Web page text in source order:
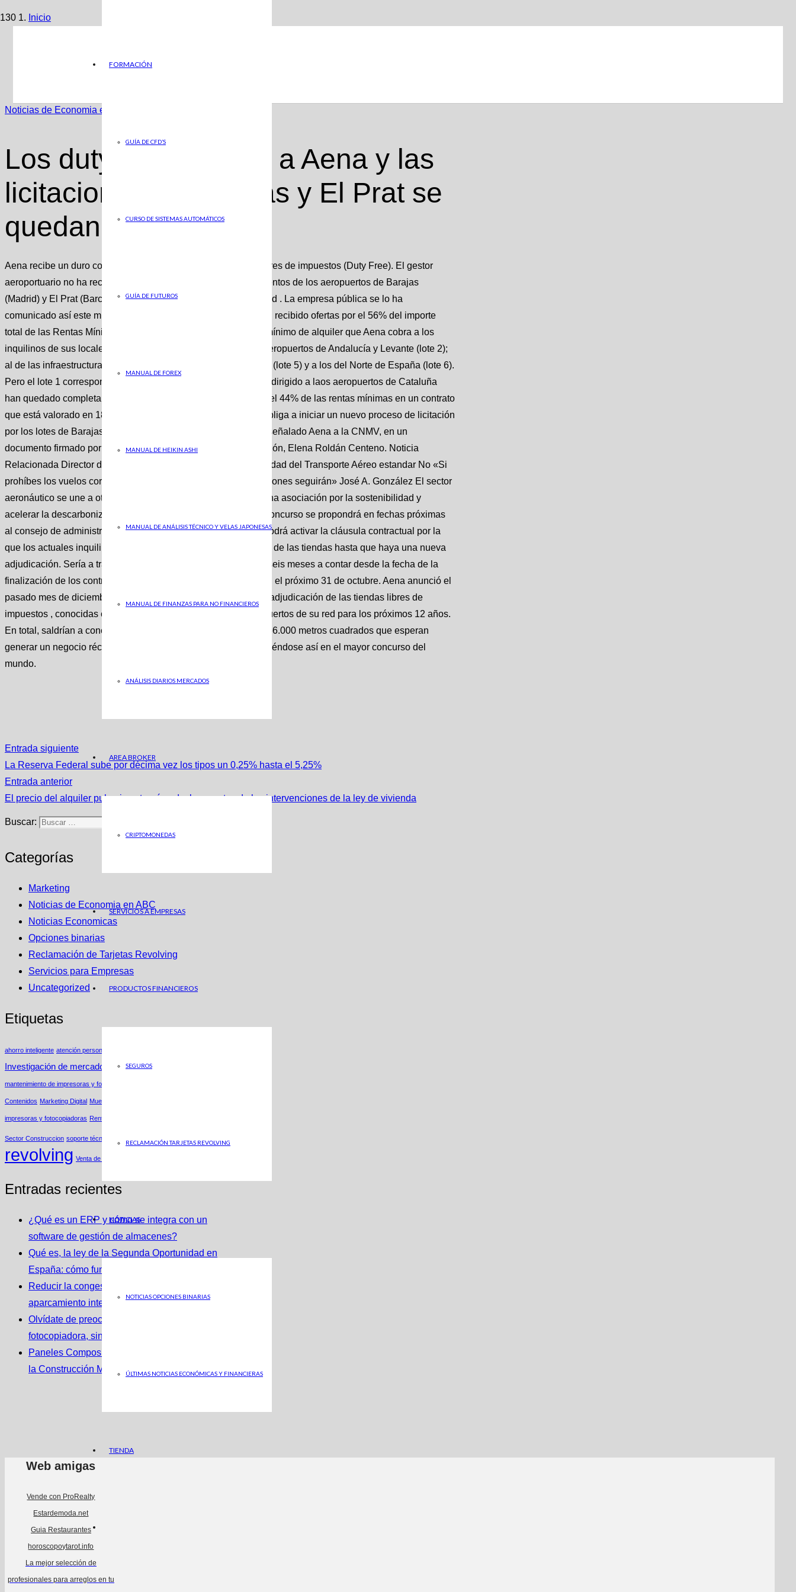
FORMACIÓN
GUÍA DE CFD’S
CURSO DE SISTEMAS AUTOMÁTICOS
GUÍA DE FUTUROS
MANUAL DE FOREX
MANUAL DE HEIKIN ASHI
MANUAL DE ANÁLISIS TÉCNICO Y VELAS JAPONESAS
MANUAL DE FINANZAS PARA NO FINANCIEROS
ANÁLISIS DIARIOS MERCADOS
AREA BROKER
CRIPTOMONEDAS
SERVICIOS A EMPRESAS
PRODUCTOS FINANCIEROS
SEGUROS
RECLAMACIÓN TARJETAS REVOLVING
NOTICIAS
NOTICIAS OPCIONES BINARIAS
ÚLTIMAS NOTICIAS ECONÓMICAS Y FINANCIERAS
TIENDA
Inicio
Noticias de Economia en ABC
Los duty free plantan a Aena y las
licitaciones de Barajas y El Prat se
quedan desiertas
Aena recibe un duro correctivo en la licitación de las tiendas libres de impuestos (Duty Free). El gestor
aeroportuario no ha recibido ninguna oferta por los establecimientos de los aeropuertos de Barajas
(Madrid) y El Prat (Barcelona), los dos más importantes de su red . La empresa pública se lo ha
comunicado así este miércoles a la CNMV. Según Aena, se han recibido ofertas por el 56% del importe
total de las Rentas Mínimas Anuales Garantizadas (el importe mínimo de alquiler que Aena cobra a los
inquilinos de sus locales). El interés ha llegado a los lotes de aeropuertos de Andalucía y Levante (lote 2);
al de las infraestructuras de Canarias (lote 3); a los de Baleares (lote 5) y a los del Norte de España (lote 6).
Pero el lote 1 correspondiente al aeropuerto de Barajas , y el 4, dirigido a laos aeropuertos de Cataluña
han quedado completamente desiertos. Estos dos representan el 44% de las rentas mínimas en un contrato
que está valorado en 18.000 millones de euros. La coyuntura obliga a iniciar un nuevo proceso de licitación
por los lotes de Barajas y los aeropuertos catalanes, según ha señalado Aena a la CNMV, en un
documento firmado por la secretaria del consejo de administración, Elena Roldán Centeno. Noticia
Relacionada Director de la Alianza española para la Sostenibilidad del Transporte Aéreo estandar No «Si
prohíbes los vuelos cortos se perderá competitividad y las emisiones seguirán» José A. González El sector
aeronáutico se une a otros ámbitos de la sociedad para crear una asociación por la sostenibilidad y
acelerar la descarbonización del transporte aéreo Este nuevo concurso se propondrá en fechas próximas
al consejo de administración y como parte de el mismo, Aena podrá activar la cláusula contractual por la
que los actuales inquilinos pueden continuar con la explotación de las tiendas hasta que haya una nueva
adjudicación. Sería a través de una prórroga de un máximo de seis meses a contar desde la fecha de la
finalización de los contratos actualmente vigentes, que caducan el próximo 31 de octubre. Aena anunció el
pasado mes de diciembre la convocatoria del concurso para la adjudicación de las tiendas libres de
impuestos , conocidas como duty free, en los principales aeropuertos de su red para los próximos 12 años.
En total, saldrían a concurso 86 tiendas, con una superficie de 66.000 metros cuadrados que esperan
generar un negocio récord de 18.000 millones de euros, convirtiéndose así en el mayor concurso del
mundo.
Entrada siguiente
La Reserva Federal sube por décima vez los tipos un 0,25% hasta el 5,25%
Entrada anterior
El precio del alquiler pulveriza otro récord a las puertas de las intervenciones de la ley de vivienda
Buscar:
Categorías
Marketing
Noticias de Economia en ABC
Noticias Economicas
Opciones binarias
Reclamación de Tarjetas Revolving
Servicios para Empresas
Uncategorized
Etiquetas
ahorro inteligente atención personalizada
Investigación de mercados Ley Segunda Oportunidad
mantenimiento de impresoras y fotocopiadoras
Contenidos Marketing Digital Muestras productos
impresoras y fotocopiadoras Renting Fotocopiadoras
Sector Construccion soporte técnico
Tarjetas
revolving Venta de Bases de Datos
Entradas recientes
¿Qué es un ERP y cómo se integra con un
software de gestión de almacenes?
Qué es, la ley de la Segunda Oportunidad en
España: cómo funciona y cómo puede ayudarte
Reducir la congestión con soluciones de
aparcamiento inteligentes
Olvídate de preocupaciones con el renting
fotocopiadora, sin inversión inicial
Paneles Composite: Innovación y Eficiencia en
la Construcción Moderna
Web amigas
Vende con ProRealty
Estardemoda.net
Guia Restaurantes
horoscopoytarot.info
La mejor selección de
profesionales para arreglos en tu